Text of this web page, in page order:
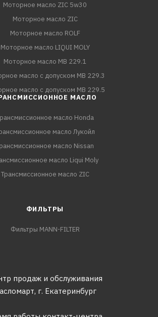
Моторное масло ZIC 5w30
Моторное масло ZIC
Моторное масло ROLF
Моторное масло LIQUI MOLY
Моторное масло MB 229.1
масло с допуском MB 229.3
масло с допуском MB 229.5
МАСЛО
масло Honda
масло Лукойл
масло Nissan
масло Liqui Moly
Трансмиссионное масло ZIC
ФИЛЬТРЫ
Фильтры MANN-FILTER
продаж и обслуживания
г. Екатеринбург